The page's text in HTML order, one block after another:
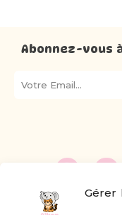
Gérer
Abonnez-vous